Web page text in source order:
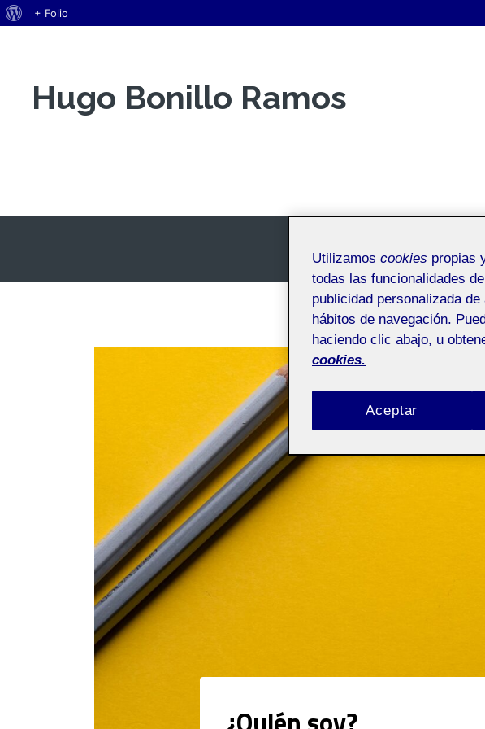
Acerca
+ Folio
Hugo Bonillo Ramos
Utilizamos cookies propias
todas las funcionalidades
publicidad personalizada
hábitos de navegación.
haciendo clic abajo, u
cookies.
Aceptar